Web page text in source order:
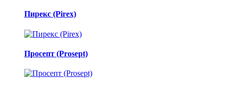
Пирекс (Pirex)
Просепт (Prosept)